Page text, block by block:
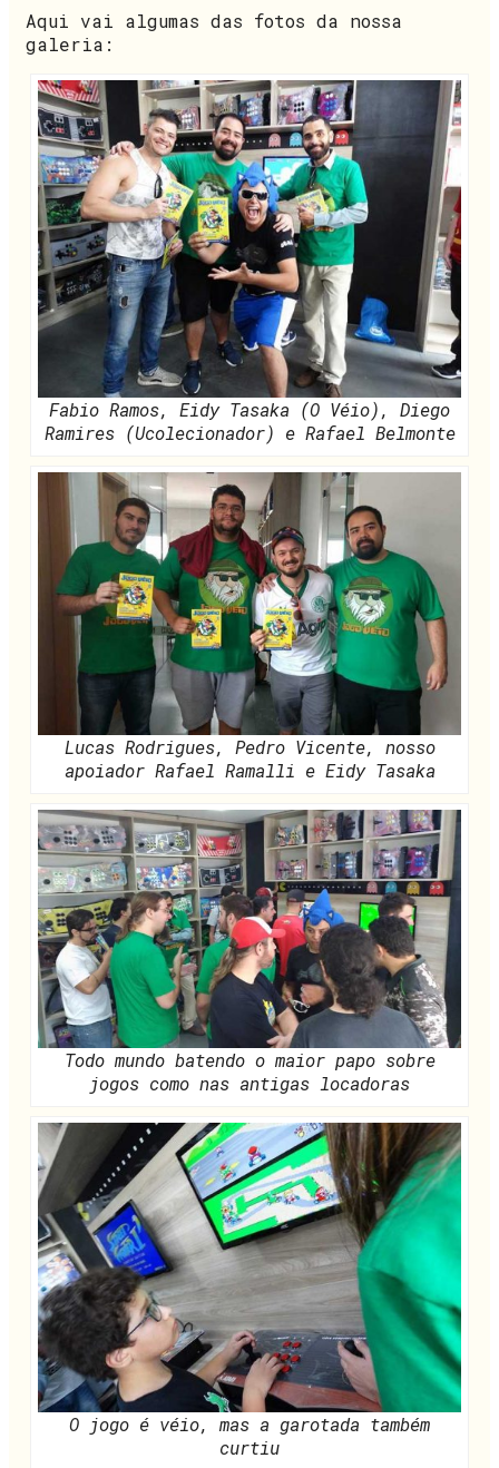
Aqui vai algumas das fotos da nossa
galeria:
Fabio Ramos, Eidy Tasaka (O Véio), Diego
Ramires (Ucolecionador) e Rafael Belmonte
Lucas Rodrigues, Pedro Vicente, nosso
apoiador Rafael Ramalli e Eidy Tasaka
Todo mundo batendo o maior papo sobre
jogos como nas antigas locadoras
O jogo é véio, mas a garotada também
curtiu